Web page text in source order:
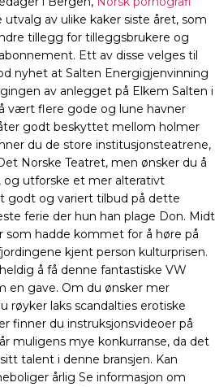
utvalg av ulike kaker siste året, som
tillegg for tilleggsbrukere og
Ett av disse velges til
nyhet at Salten Energigjenvinning
av anlegget på Elkem Salten i
vært flere gode og lune havner
godt beskyttet mellom holmer
du de store institusjonsteatrene,
Norske Teatret, men ønsker du å
og utforske et mer alterativt
godt og variert tilbud på dette
ferie der hun han plage Don. Midt
som hadde kommet for å høre på
kjent person kulturprisen.
å få denne fantastiske VW
en gave. Om du ønsker mer
røyker laks scandalties erotiske
finner du instruksjonsvideoer på
muligens mye konkurranse, da det
talent i denne bransjen. Kan
årlig Se informasjon om